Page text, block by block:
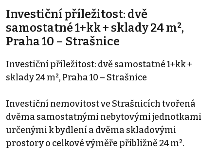
Investiční příležitost: dvě
samostatné 1+kk + sklady 24 m²,
Praha 10 – Strašnice
Investiční příležitost: dvě samostatné 1+kk +
sklady 24 m², Praha 10 – Strašnice
Investiční nemovitost ve Strašnicích tvořená
dvěma samostatnými nebytovými jednotkami
určenými k bydlení a dvěma skladovými
prostory o celkové výměře přibližně 24 m².